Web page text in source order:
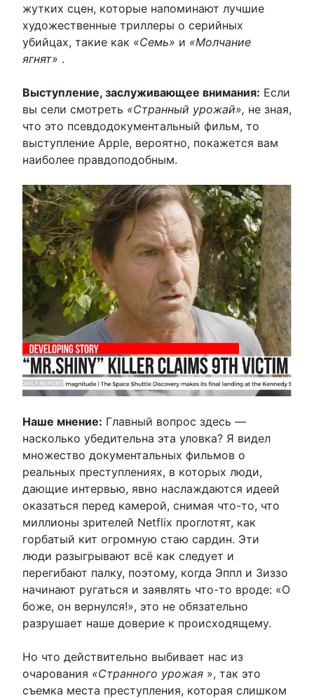
жутких сцен, которые напоминают лучшие
художественные триллеры о серийных
убийцах, такие как «Семь» и «Молчание
ягнят» .
Выступление, заслуживающее внимания: Если
вы сели смотреть «Странный урожай», не зная,
что это псевдодокументальный фильм, то
выступление Apple, вероятно, покажется вам
наиболее правдоподобным.
Наше мнение: Главный вопрос здесь —
насколько убедительна эта уловка? Я видел
множество документальных фильмов о
реальных преступлениях, в которых люди,
дающие интервью, явно наслаждаются идеей
оказаться перед камерой, снимая что-то, что
миллионы зрителей Netflix проглотят, как
горбатый кит огромную стаю сардин. Эти
люди разыгрывают всё как следует и
перегибают палку, поэтому, когда Эппл и Зиззо
начинают ругаться и заявлять что-то вроде: «О
боже, он вернулся!», это не обязательно
разрушает наше доверие к происходящему.
Но что действительно выбивает нас из
очарования «Странного урожая », так это
съемка места преступления, которая слишком